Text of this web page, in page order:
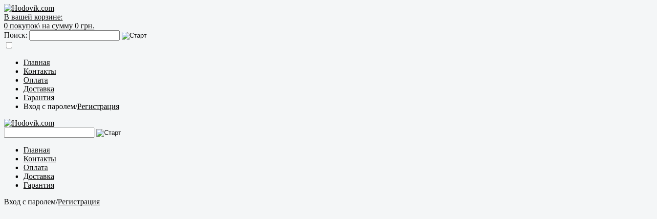
В вашей корзине:
0 покупок\ на сумму 0 грн.
Поиск:
Главная
Контакты
Оплата
Доставка
Гарантия
Вход с паролем/Регистрация
Главная
Контакты
Оплата
Доставка
Гарантия
Вход с паролем/Регистрация